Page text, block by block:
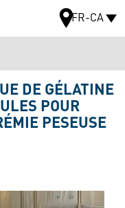
Menu
CARTE
FR-CA
DE GÉLATINE
POUR
PESEUSE